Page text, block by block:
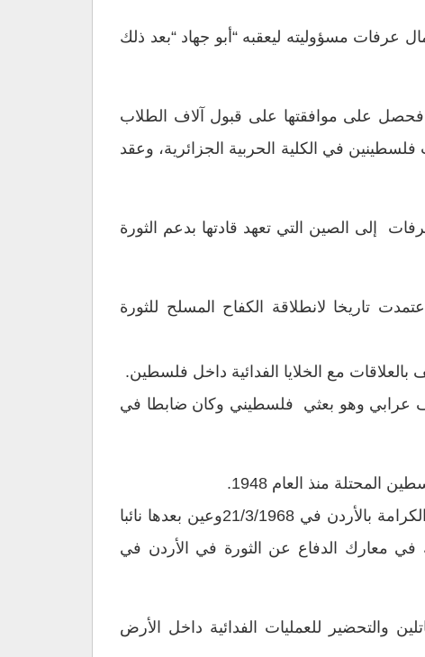
“فتح” ، وتولى جمال عرفات مسؤوليته ليعقبه “أبو جهاد “بعد ذلك
فحصل على موافقتها على قبول آلاف الطلاب
في الكلية الحربية الجزائرية، وعقد
وجوده في الجزائر، وفي عام 1964 توجه برفقة ياسر عرفات إلى الصين التي تعهد قادتها بدعم الثورة
المياه (نفق عيلبون) ليلة الأول من كانون الثاني/يناير 1965 والتي اعتمدت تاريخا لانطلاقة الكفاح المسلح للثورة
من مناضلي “فتح” في دمشق قي شباط 1966 بعد مقتل يوسف عرابي وهو بعثي فلسطيني وكان ضابطا في
ساهم مع رفاقه في قيادة قوات الثورة الفلسطينية في التصدي لقوات الجيش الإسرائيلي في معركة الكرامة بالأردن في 21/3/1968وعين بعدها نائبا
في معارك الدفاع عن الثورة في الأردن في
المقاتلين والتحضير للعمليات الفدائية داخل الأرض